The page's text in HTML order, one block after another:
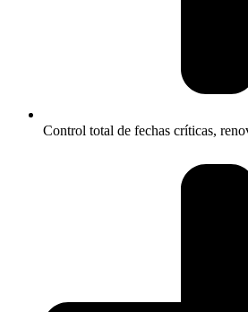
Control total de fechas críticas,